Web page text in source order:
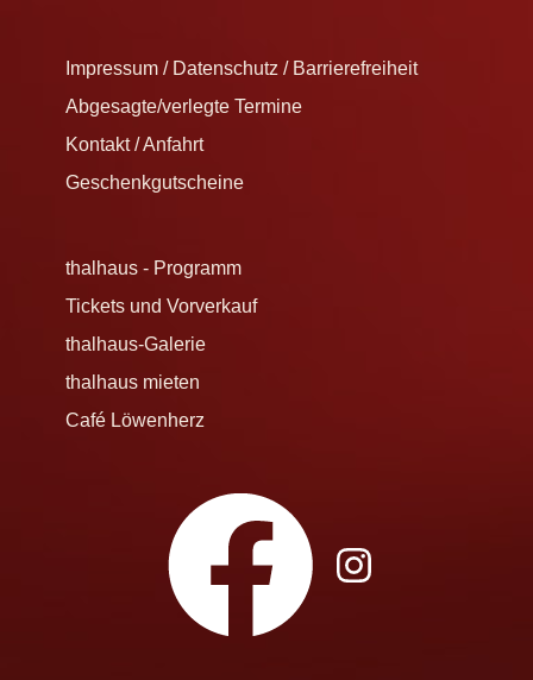
Impressum / Datenschutz / Barrierefreiheit
Abgesagte/verlegte Termine
Kontakt / Anfahrt
Geschenkgutscheine
thalhaus - Programm
Tickets und Vorverkauf
thalhaus-Galerie
thalhaus mieten
Café Löwenherz